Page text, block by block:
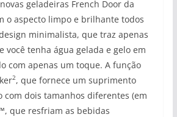
geladeiras French Door da
o aspecto limpo e brilhante todos
minimalista, que traz apenas
você tenha água gelada e gelo em
com apenas um toque. A função
2, que fornece um suprimento
com dois tamanhos diferentes (em
que resfriam as bebidas